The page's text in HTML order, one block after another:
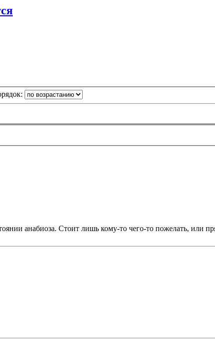
анабиоза. Стоит лишь кому-то чего-то пожелать, или